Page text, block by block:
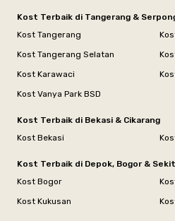
Kost Terbaik di Tangerang &
Kost Tangerang
Kost Tangerang Selatan
Kost Karawaci
Kost Vanya Park BSD
Kost Terbaik di Bekasi & Cikarang
Kost Bekasi
Kost Terbaik di Depok, Bogor &
Kost Bogor
Kost Kukusan